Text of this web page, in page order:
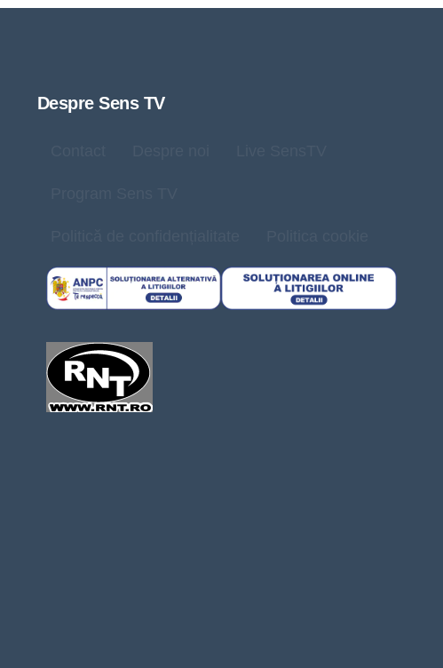
Despre Sens TV